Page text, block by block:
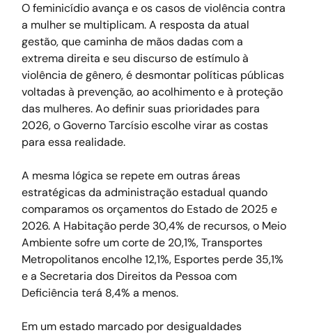
O feminicídio avança e os casos de violência contra
a mulher se multiplicam. A resposta da atual
gestão, que caminha de mãos dadas com a
extrema direita e seu discurso de estímulo à
violência de gênero, é desmontar políticas públicas
voltadas à prevenção, ao acolhimento e à proteção
das mulheres. Ao definir suas prioridades para
2026, o Governo Tarcísio escolhe virar as costas
para essa realidade.
A mesma lógica se repete em outras áreas
estratégicas da administração estadual quando
comparamos os orçamentos do Estado de 2025 e
2026. A Habitação perde 30,4% de recursos, o Meio
Ambiente sofre um corte de 20,1%, Transportes
Metropolitanos encolhe 12,1%, Esportes perde 35,1%
e a Secretaria dos Direitos da Pessoa com
Deficiência terá 8,4% a menos.
Em um estado marcado por desigualdades